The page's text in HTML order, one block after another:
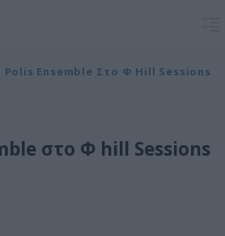
Polis Ensemble Στο Φ Hill Sessions
στο Φ hill Sessions